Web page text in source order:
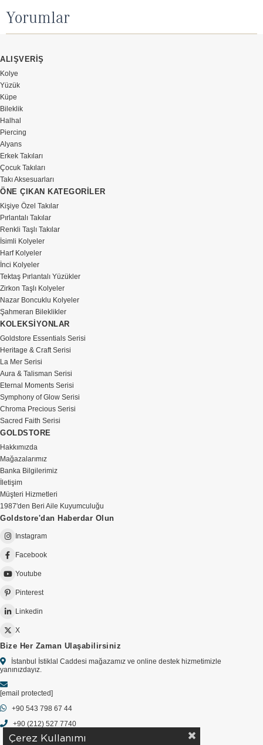
Yorumlar
ALIŞVERİŞ
Kolye
Yüzük
Küpe
Bileklik
Halhal
Piercing
Alyans
Erkek Takıları
Çocuk Takıları
Takı Aksesuarları
ÖNE ÇIKAN KATEGORİLER
Kişiye Özel Takılar
Pırlantalı Takılar
Renkli Taşlı Takılar
İsimli Kolyeler
Harf Kolyeler
İnci Kolyeler
Tektaş Pırlantalı Yüzükler
Zirkon Taşlı Kolyeler
Nazar Boncuklu Kolyeler
Şahmeran Bileklikler
KOLEKSİYONLAR
Goldstore Essentials Serisi
Heritage & Craft Serisi
La Mer Serisi
Aura & Talisman Serisi
Eternal Moments Serisi
Symphony of Glow Serisi
Chroma Precious Serisi
Sacred Faith Serisi
GOLDSTORE
Hakkımızda
Mağazalarımız
Banka Bilgilerimiz
İletişim
Müşteri Hizmetleri
1987'den Beri Aile Kuyumculuğu
Goldstore'dan Haberdar Olun
Instagram
Facebook
Youtube
Pinterest
Linkedin
X
Bize Her Zaman Ulaşabilirsiniz
İstanbul İstiklal Caddesi mağazamız ve online destek hizmetimizle
yanınızdayız.
[email protected]
+90 543 798 67 44
+90 (212) 527 7740
Çerez Kullanımı